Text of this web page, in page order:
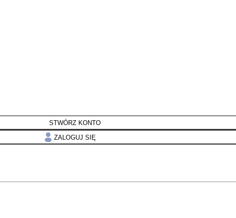
STWÓRZ KONTO
ZALOGUJ SIĘ